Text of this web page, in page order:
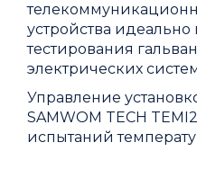
устройства
тестирования
электрических
Управление
SAMWOM TECH
испытаний